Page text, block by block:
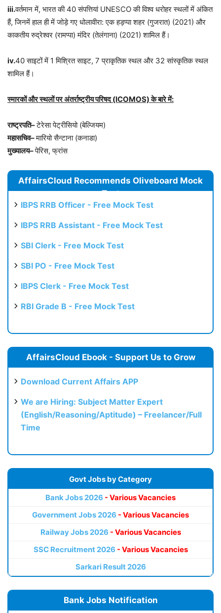
iii.वर्तमान में, भारत की 40 संपत्तियां UNESCO की विश्व धरोहर स्थलों में अंकित
हैं, जिनमें हाल ही में जोड़े गए धोलावीरा: एक हड़प्पा शहर (गुजरात) (2021) और
काकतीय रुद्रेश्वर (रामप्पा) मंदिर (तेलंगाना) (2021) शामिल हैं।
iv.40 साइटों में 1 मिश्रित साइट, 7 प्राकृतिक स्थल और 32 सांस्कृतिक स्थल
शामिल हैं।
स्मारकों और स्थलों पर अंतर्राष्ट्रीय परिषद (ICOMOS) के बारे में:
राष्ट्रपति–टेरेसा पेट्रीसियो (बेल्जियम)
महासचिव–मारियो सैन्टाना (कनाडा)
मुख्यालय–पेरिस, फ्रांस
AffairsCloud Recommends Oliveboard Mock
Test
IBPS RRB Officer - Free Mock Test
IBPS RRB Assistant - Free Mock Test
SBI Clerk - Free Mock Test
SBI PO - Free Mock Test
IBPS Clerk - Free Mock Test
RBI Grade B - Free Mock Test
AffairsCloud Ebook - Support Us to Grow
Download Current Affairs APP
We are Hiring: Subject Matter Expert
(English/Reasoning/Aptitude) – Freelancer/Full
Time
Govt Jobs by Category
Bank Jobs 2026 - Various Vacancies
Government Jobs 2026 - Various Vacancies
Railway Jobs 2026 - Various Vacancies
SSC Recruitment 2026 - Various Vacancies
Sarkari Result 2026
Bank Jobs Notification